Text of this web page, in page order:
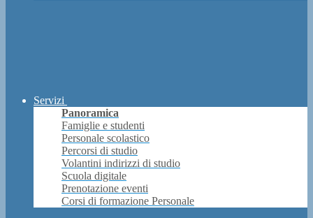
Servizi
Panoramica
Famiglie e studenti
Personale scolastico
Percorsi di studio
Volantini indirizzi di studio
Scuola digitale
Prenotazione eventi
Corsi di formazione Personale